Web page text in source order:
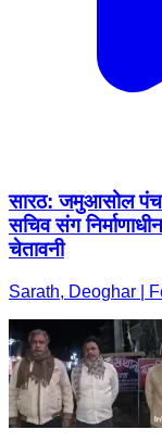
सारठ: जमुआसोल
सचिव संग
चेतावनी
Sarath, Deoghar |